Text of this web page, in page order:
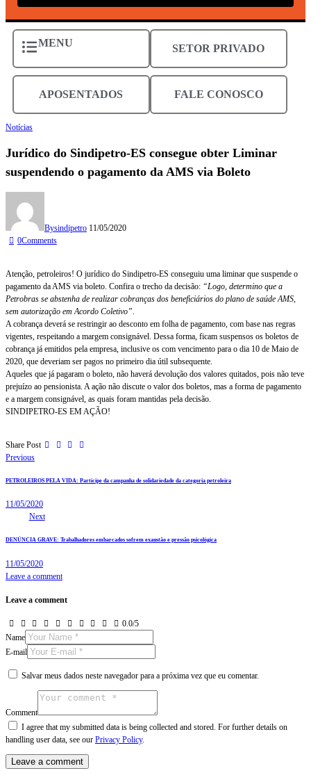
MENU SETOR PRIVADO
APOSENTADOS FALE CONOSCO
Notícias
Jurídico do Sindipetro-ES consegue obter Liminar
suspendendo o pagamento da AMS via Boleto
Bysindipetro 11/05/2020
0Comments
Atenção, petroleiros! O jurídico do Sindipetro-ES conseguiu uma liminar que suspende o
pagamento da AMS via boleto. Confira o trecho da decisão: “Logo, determino que a
Petrobras se abstenha de realizar cobranças dos beneficiários do plano de saúde AMS,
sem autorização em Acordo Coletivo”.
A cobrança deverá se restringir ao desconto em folha de pagamento, com base nas regras
vigentes, respeitando a margem consignável. Dessa forma, ficam suspensos os boletos de
cobrança já emitidos pela empresa, inclusive os com vencimento para o dia 10 de Maio de
2020, que deveriam ser pagos no primeiro dia útil subsequente.
Aqueles que já pagaram o boleto, não haverá devolução dos valores quitados, pois não teve
prejuízo ao pensionista. A ação não discute o valor dos boletos, mas a forma de pagamento
e a margem consignável, as quais foram mantidas pela decisão.
SINDIPETRO-ES EM AÇÃO!
Share Post
Previous
PETROLEIROS PELA VIDA: Participe da campanha de solidariedade da categoria petroleira
11/05/2020
Next
DENÚNCIA GRAVE: Trabalhadores embarcados sofrem exaustão e pressão psicológica
11/05/2020
Leave a comment
Leave a comment
0.0/5
Name
E-mail
Salvar meus dados neste navegador para a próxima vez que eu comentar.
Comment
I agree that my submitted data is being collected and stored. For further details on
handling user data, see our Privacy Policy.